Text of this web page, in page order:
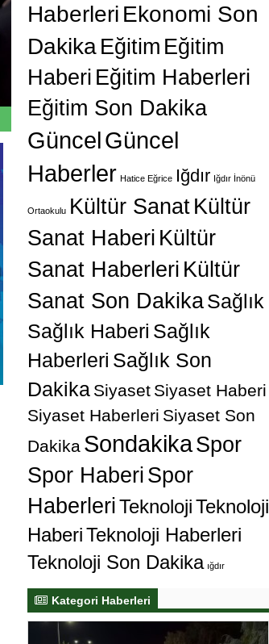
Haberleri Ekonomi Son
Dakika Eğitim Eğitim
Haberi Eğitim Haberleri
Eğitim Son Dakika
GüncelGüncel
Haberler Hatice Eğrice Iğdır Iğdır İnönü
Ortaokulu Kültür SanatKültür
Sanat Haberi Kültür
Sanat Haberleri Kültür
Sanat Son DakikaSağlık
Sağlık Haberi Sağlık
Haberleri Sağlık Son
Dakika Siyaset Siyaset Haberi
Siyaset Haberleri Siyaset Son
Dakika SondakikaSpor
Spor Haberi Spor
HaberleriTeknolojiTeknoloji
HaberiTeknoloji Haberleri
Teknoloji Son Dakika ığdır
Kategori Haberleri